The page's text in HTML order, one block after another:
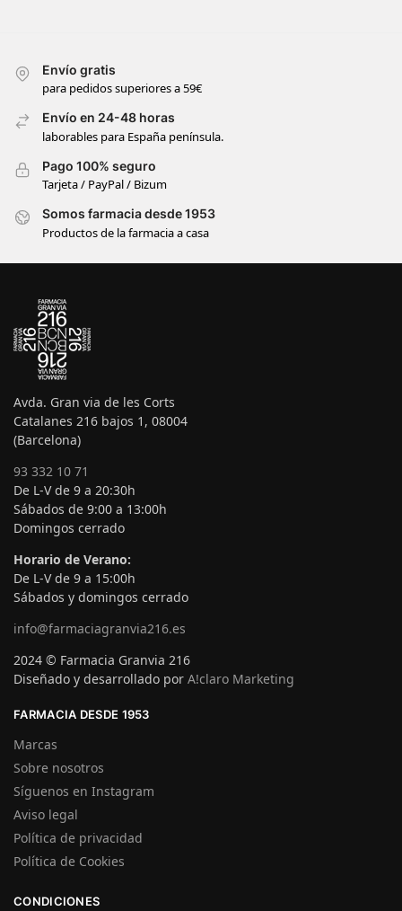
Envío gratis
para pedidos superiores a 59€
Envío en 24-48 horas
laborables para España península.
Pago 100% seguro
Tarjeta / PayPal / Bizum
Somos farmacia desde 1953
Productos de la farmacia a casa
Avda. Gran via de les Corts
Catalanes 216 bajos 1, 08004
(Barcelona)
93 332 10 71
De L-V de 9 a 20:30h
Sábados de 9:00 a 13:00h
Domingos cerrado
Horario de Verano:
De L-V de 9 a 15:00h
Sábados y domingos cerrado
info@farmaciagranvia216.es
2024 © Farmacia Granvia 216
Diseñado y desarrollado por A!claro Marketing
FARMACIA DESDE 1953
Marcas
Sobre nosotros
Síguenos en Instagram
Aviso legal
Política de privacidad
Política de Cookies
CONDICIONES